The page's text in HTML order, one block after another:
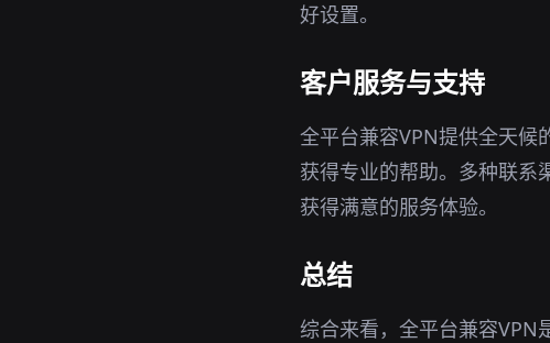
好设置。
客户服务与支持
全平台兼容VPN提供全天候
获得专业的帮助。多种联系
获得满意的服务体验。
总结
综合来看，全平台兼容VPN